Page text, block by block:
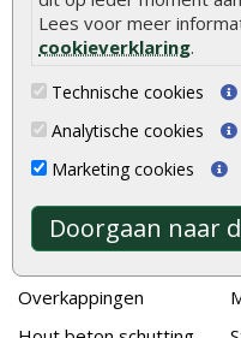
Lees voor meer
cookieverklaring.
Technische cookies
Analytische cookies
Marketing cookies
Doorgaan naar
Tuinhout
Vlonderplanken
Tuinpalen
Tuinhekken
Tuinhuizen
Blokhutten
Overkappingen